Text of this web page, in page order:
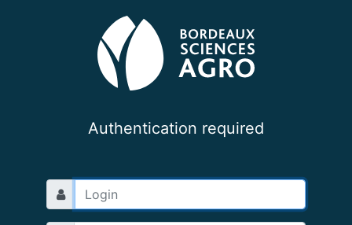
Authentication required